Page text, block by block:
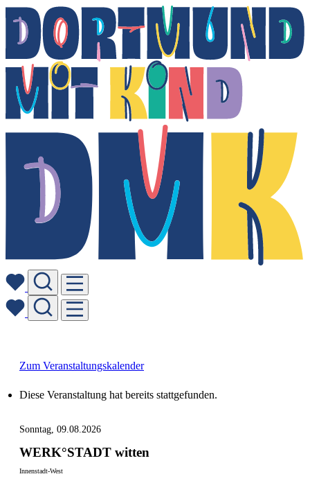
Zum Veranstaltungskalender
Diese Veranstaltung hat bereits stattgefunden.
Sonntag, 09.08.2026
WERK°STADT witten
Innenstadt-West